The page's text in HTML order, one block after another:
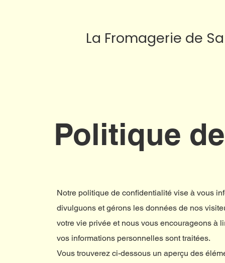
La Fromagerie de
Politique
Notre politique de confidentialité vise à vous
divulguons et gérons les données de nos
votre vie privée et nous vous encourageons à
vos informations personnelles sont traitées.
Vous trouverez ci-dessous un aperçu des